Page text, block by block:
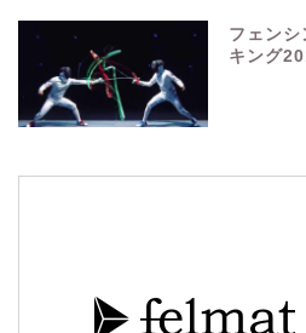
フェンシ
キング